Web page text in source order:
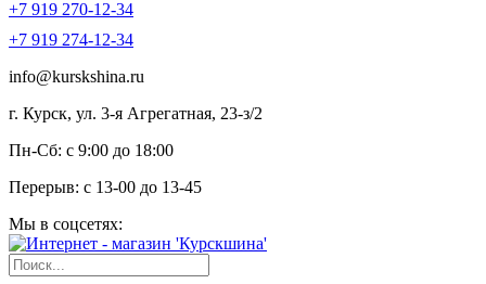
+7 919 270-12-34
+7 919 274-12-34
info@kurskshina.ru
г. Курск, ул. 3-я Агрегатная, 23-з/2
Пн-Сб: с 9:00 до 18:00
Перерыв: с 13-00 до 13-45
Мы в соцсетях: